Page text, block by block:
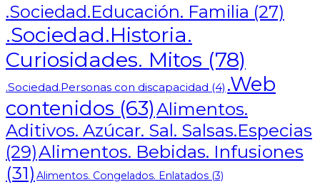
.Sociedad.Educación. Familia (27)
.Sociedad.Historia.
Curiosidades. Mitos (78)
.Sociedad.Personas con discapacidad (4) .Web
contenidos (63)Alimentos.
Aditivos. Azúcar. Sal. Salsas.Especias
(29)Alimentos. Bebidas. Infusiones
(31) Alimentos. Congelados. Enlatados (3)